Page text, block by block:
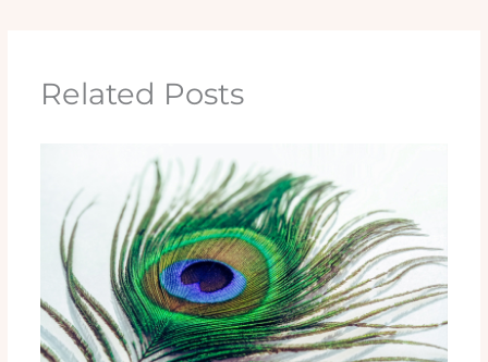
Related Posts